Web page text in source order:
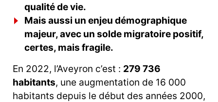
qualité de vie.
Mais aussi un enjeu démographique
majeur, avec un solde migratoire positif,
certes, mais fragile.
En 2022, l’Aveyron c’est : 279 736
habitants, une augmentation de 16 000
habitants depuis le début des années 2000,